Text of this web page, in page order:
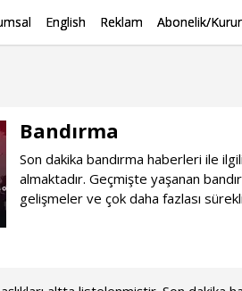
English Reklam Abonelik/
Bandırma
Son dakika bandırma haberleri ile
almaktadır. Geçmişte yaşanan
gelişmeler ve çok daha fazlası